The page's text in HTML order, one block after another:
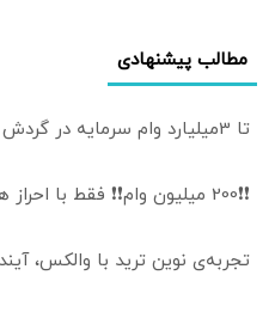
مطالب پیشنهادی
تا 3میلیارد وام سرمایه در گردش فروشندگان
❗❗200 میلیون وام❗❗ فقط با احراز هویت
تجربه‌ی نوین ترید با والکس،